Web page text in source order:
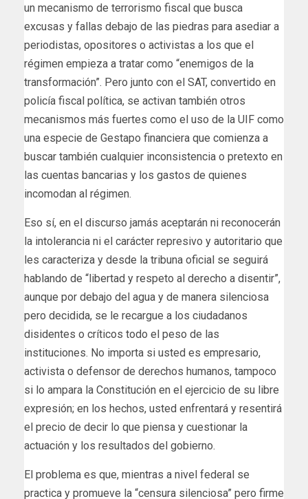
un mecanismo de terrorismo fiscal que busca
excusas y fallas debajo de las piedras para asediar a
periodistas, opositores o activistas a los que el
régimen empieza a tratar como “enemigos de la
transformación”. Pero junto con el SAT, convertido en
policía fiscal política, se activan también otros
mecanismos más fuertes como el uso de la UIF como
una especie de Gestapo financiera que comienza a
buscar también cualquier inconsistencia o pretexto en
las cuentas bancarias y los gastos de quienes
incomodan al régimen.
Eso sí, en el discurso jamás aceptarán ni reconocerán
la intolerancia ni el carácter represivo y autoritario que
les caracteriza y desde la tribuna oficial se seguirá
hablando de “libertad y respeto al derecho a disentir”,
aunque por debajo del agua y de manera silenciosa
pero decidida, se le recargue a los ciudadanos
disidentes o críticos todo el peso de las
instituciones. No importa si usted es empresario,
activista o defensor de derechos humanos, tampoco
si lo ampara la Constitución en el ejercicio de su libre
expresión; en los hechos, usted enfrentará y resentirá
el precio de decir lo que piensa y cuestionar la
actuación y los resultados del gobierno.
El problema es que, mientras a nivel federal se
practica y promueve la “censura silenciosa” pero firme